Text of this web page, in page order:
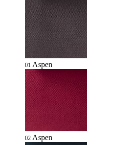
01 Aspen
02 Aspen